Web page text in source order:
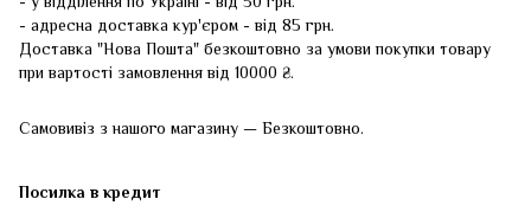
- адресна доставка кур'єром - від 85 грн.
Доставка "Нова Пошта" безкоштовно за умови покупки товару
при вартості замовлення від 10000 ₴.
Самовивіз з нашого магазину — Безкоштовно.
Посилка в кредит